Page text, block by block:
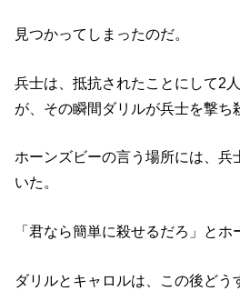
見つかってしまったのだ。
兵士は、抵抗されたことにして2
が、その瞬間ダリルが兵士を撃ち
ホーンズビーの言う場所には、兵
いた。
「君なら簡単に殺せるだろ」とホ
ダリルとキャロルは、この後どう